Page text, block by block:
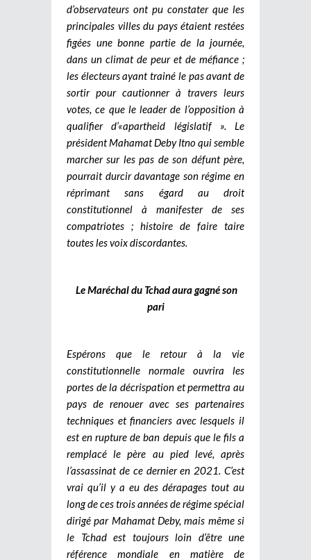
d’observateurs ont pu constater que les
principales villes du pays étaient restées
figées une bonne partie de la journée,
dans un climat de peur et de méfiance ;
les électeurs ayant trainé le pas avant de
sortir pour cautionner à travers leurs
votes, ce que le leader de l’opposition à
qualifier d’«apartheid législatif ». Le
président Mahamat Deby Itno qui semble
marcher sur les pas de son défunt père,
pourrait durcir davantage son régime en
réprimant sans égard au droit
constitutionnel à manifester de ses
compatriotes ; histoire de faire taire
toutes les voix discordantes.
Le Maréchal du Tchad aura gagné son
pari
Espérons que le retour à la vie
constitutionnelle normale ouvrira les
portes de la décrispation et permettra au
pays de renouer avec ses partenaires
techniques et financiers avec lesquels il
est en rupture de ban depuis que le fils a
remplacé le père au pied levé, après
l’assassinat de ce dernier en 2021. C’est
vrai qu’il y a eu des dérapages tout au
long de ces trois années de régime spécial
dirigé par Mahamat Deby, mais même si
le Tchad est toujours loin d’être une
référence mondiale en matière de